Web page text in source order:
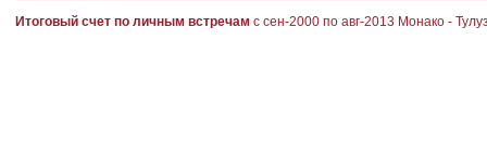
Итоговый счет по личным встречам с сен-2000 по авг-2013 Монако -